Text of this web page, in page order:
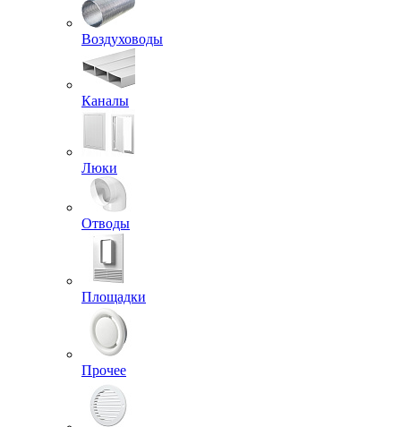
Воздуховоды
Каналы
Люки
Отводы
Площадки
Прочее